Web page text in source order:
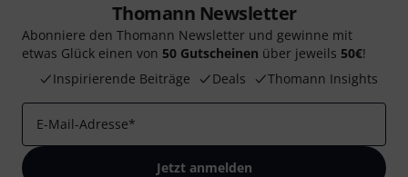
Thomann Newsletter
Abonniere den Thomann Newsletter und gewinne mit
etwas Glück einen von 50 Gutscheinen über jeweils 50€!
Inspirierende Beiträge
Deals Thomann Insights
E-Mail-Adresse*
Jetzt anmelden